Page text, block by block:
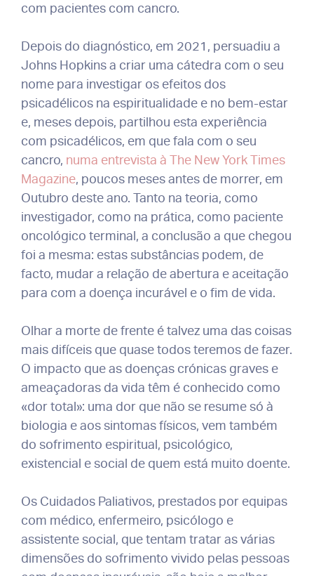
com pacientes com cancro.
Depois do diagnóstico, em 2021, persuadiu a
Johns Hopkins a criar uma cátedra com o seu
nome para investigar os efeitos dos
psicadélicos na espiritualidade e no bem-estar
e, meses depois, partilhou esta experiência
com psicadélicos, em que fala com o seu
cancro, numa entrevista à The New York Times
Magazine, poucos meses antes de morrer, em
Outubro deste ano. Tanto na teoria, como
investigador, como na prática, como paciente
oncológico terminal, a conclusão a que chegou
foi a mesma: estas substâncias podem, de
facto, mudar a relação de abertura e aceitação
para com a doença incurável e o fim de vida.
Olhar a morte de frente é talvez uma das coisas
mais difíceis que quase todos teremos de fazer.
O impacto que as doenças crónicas graves e
ameaçadoras da vida têm é conhecido como
«dor total»: uma dor que não se resume só à
biologia e aos sintomas físicos, vem também
do sofrimento espiritual, psicológico,
existencial e social de quem está muito doente.
Os Cuidados Paliativos, prestados por equipas
com médico, enfermeiro, psicólogo e
assistente social, que tentam tratar as várias
dimensões do sofrimento vivido pelas pessoas